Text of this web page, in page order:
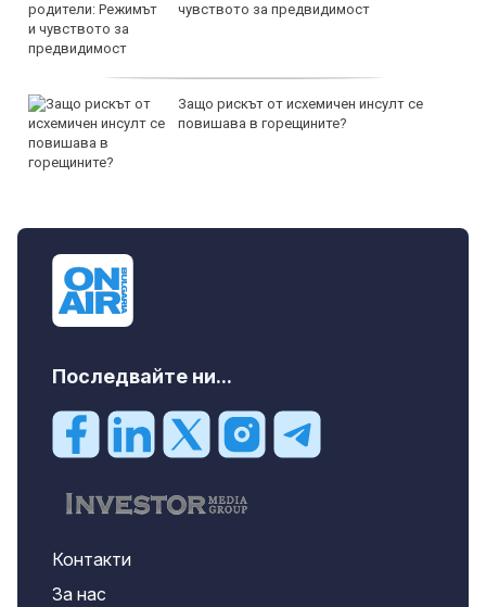
чувството за предвидимост
Защо рискът от исхемичен инсулт се
повишава в горещините?
Последвайте ни...
Контакти
За нас